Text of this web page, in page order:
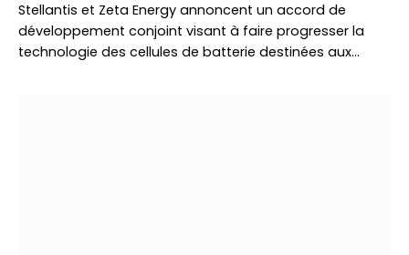
Stellantis et Zeta Energy annoncent un accord de
développement conjoint visant à faire progresser la
technologie des cellules de batterie destinées aux…